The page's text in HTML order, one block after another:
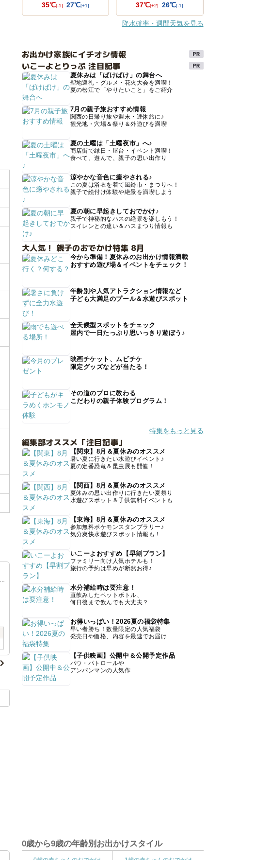
35℃[-1] 27℃[+1]
37℃[+2] 26℃[-1]
降水確率・週間天気を見る
お出かけ家族にイチオシ情報
いこーよとりっぷ 注目記事
夏休みは「ばけばけ」の舞台へ
聖地巡礼・グルメ・花火大会を満喫！
夏の松江で「やりたいこと」をご紹介
7月の親子旅おすすめ情報
関西の日帰り旅や週末・連休旅に♪
観光地・穴場＆祭り＆外遊びを満喫
夏の土曜は「土曜夜市」へ♪
商店街で縁日・屋台・イベント満喫！
食べて、遊んで、親子の思い出作り
涼やかな音色に癒やされる♪
この夏は浴衣を着て風鈴市・まつりへ！
親子で絵付け体験や絶景を満喫しよう
夏の朝に早起きしておでかけ♪
親子で神秘的なハスの絶景を楽しもう！
スイレンとの違い＆ハスまつり情報も
大人気！ 親子のおでかけ特集 8月
今から準備！夏休みのお出かけ情報満載
おすすめ遊び場＆イベントをチェック！
年齢別や人気アトラクション情報など
子ども大満足のプール＆水遊びスポット
全天候型スポットをチェック
屋内で一日たっぷり思いっきり遊ぼう♪
映画チケット、ムビチケ
限定グッズなどが当たる！
その道のプロに教わる
こだわりの親子体験プログラム！
特集をもっと見る
編集部オススメ「注目記事」
【関東】8月＆夏休みのオススメ
暑い夏に行きたい水遊びイベント♪
夏の定番恐竜＆昆虫展も開催！
【関西】8月＆夏休みのオススメ
夏休みの思い出作りに行きたい夏祭り
水遊びスポット＆子供無料イベントも
【東海】8月＆夏休みのオススメ
参加無料ポケモンスタンプラリー♪
気分爽快水遊びスポット情報も！
いこーよおすすめ【早割プラン】
ファミリー向け人気ホテルも！
旅行の予約は早めが断然お得♪
水分補給時は要注意！
直飲みしたペットボトル、
何日後まで飲んでも大丈夫？
お得いっぱい！2026夏の福袋特集
早い者勝ち！数量限定の人気福袋
発売日や価格、内容を最速でお届け
【子供映画】公開中＆公開予定作品
パウ・パトロールや
アンパンマンの人気作
0歳から9歳の年齢別お出かけスタイル